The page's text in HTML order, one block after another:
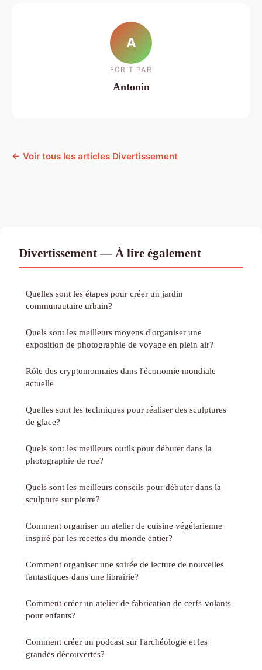
A
ECRIT PAR
Antonin
← Voir tous les articles Divertissement
Divertissement — À lire également
Quelles sont les étapes pour créer un jardin
communautaire urbain?
Quels sont les meilleurs moyens d'organiser une
exposition de photographie de voyage en plein air?
Rôle des cryptomonnaies dans l'économie mondiale
actuelle
Quelles sont les techniques pour réaliser des sculptures
de glace?
Quels sont les meilleurs outils pour débuter dans la
photographie de rue?
Quels sont les meilleurs conseils pour débuter dans la
sculpture sur pierre?
Comment organiser un atelier de cuisine végétarienne
inspiré par les recettes du monde entier?
Comment organiser une soirée de lecture de nouvelles
fantastiques dans une librairie?
Comment créer un atelier de fabrication de cerfs-volants
pour enfants?
Comment créer un podcast sur l'archéologie et les
grandes découvertes?